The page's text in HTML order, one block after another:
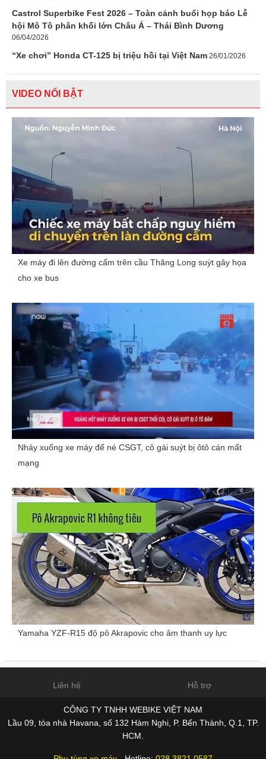
Castrol Superbike Fest 2026 – Toàn cảnh buổi họp báo Lễ
hội Mô Tô phân khối lớn Châu Á – Thái Bình Dương
06/04/2026
“Xe chơi” Honda CT-125 bị triệu hồi tại Việt Nam 26/01/2026
VIDEO NỔI BẬT
Xe máy đi lên đường cấm trên cầu Thăng Long suýt gây họa
cho xe bus
Nhảy xuống xe máy để né CSGT, cô gái suýt bị ôtô cán mất
mạng
Yamaha YZF-R15 độ pô Akrapovic cho âm thanh uy lực
Liên hệ Hỗ trợ
CÔNG TY TNHH WEBIKE VIỆT NAM
Lầu 09, tòa nhà Havana, số 132 Hàm Nghi, P. Bến Thành, Q.1, TP.
HCM.